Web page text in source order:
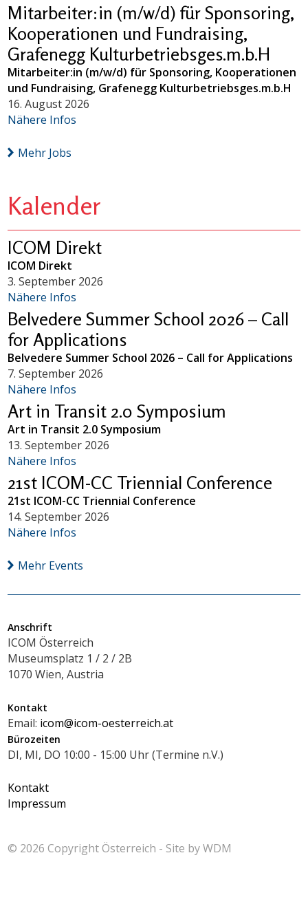
Mitarbeiter:in (m/w/d) für Sponsoring,
Kooperationen und Fundraising,
Grafenegg Kulturbetriebsges.m.b.H
Mitarbeiter:in (m/w/d) für Sponsoring, Kooperationen
und Fundraising, Grafenegg Kulturbetriebsges.m.b.H
16. August 2026
Nähere Infos
Mehr Jobs
Kalender
ICOM Direkt
ICOM Direkt
3. September 2026
Nähere Infos
Belvedere Summer School 2026 – Call
for Applications
Belvedere Summer School 2026 – Call for Applications
7. September 2026
Nähere Infos
Art in Transit 2.0 Symposium
Art in Transit 2.0 Symposium
13. September 2026
Nähere Infos
21st ICOM-CC Triennial Conference
21st ICOM-CC Triennial Conference
14. September 2026
Nähere Infos
Mehr Events
Anschrift
ICOM Österreich
Museumsplatz 1 / 2 / 2B
1070 Wien, Austria
Kontakt
Email: icom@icom-oesterreich.at
Bürozeiten
DI, MI, DO 10:00 - 15:00 Uhr (Termine n.V.)
Kontakt
Impressum
© 2026 CopyrightÖsterreich - Site byWDM